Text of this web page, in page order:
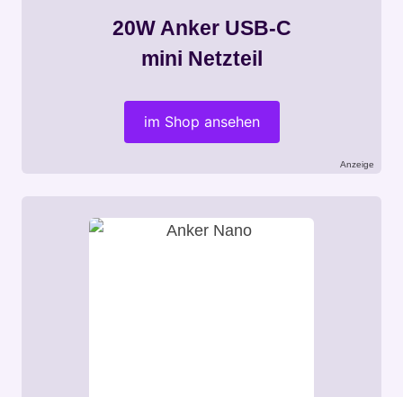
20W Anker USB-C
mini Netzteil
im Shop ansehen
Anzeige